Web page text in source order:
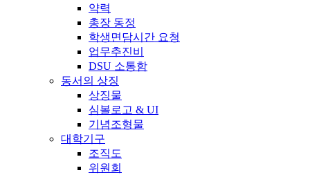
약력
총장 동정
학생면담시간 요청
업무추진비
DSU 소통함
동서의 상징
상징물
심볼로고 & UI
기념조형물
대학기구
조직도
위원회